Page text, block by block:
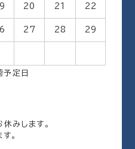
20 21 22
27 28 29
予定日
みします。
。